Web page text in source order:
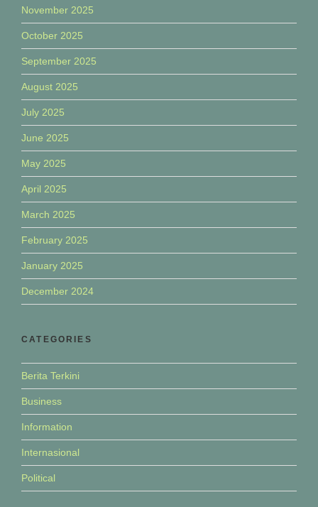
November 2025
October 2025
September 2025
August 2025
July 2025
June 2025
May 2025
April 2025
March 2025
February 2025
January 2025
December 2024
CATEGORIES
Berita Terkini
Business
Information
Internasional
Political